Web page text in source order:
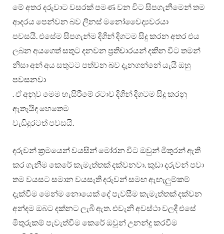
මේ අතර දරුවාට වසරක් පමණ වන විට සිපගැනීමෙන් තම
ආදරය පෙන්වන බව ලිනස් මනෝවෛද්‍යවරයා
පවසයි. එසේම සිපගැන්ම දිගින් දිගටම සිදු කරන අතර එය
ලබන අයගෙත් සතුට දනවන ප්‍රතිචාරයන් දකින විට තමන්
නිසා අන් අය සතුටට පත්වන බව දැනගන්නේ යැයි ඔහු
පවසනවා
. ඒ අනුව මෙම හැසිරීමේ රටාව දිගින් දිගටම සිදු කරනු
ඇතැයිද හෙතෙම
වැඩිදුරටත් පවසයි.
දරුවන් ක්‍රමයෙන් වයසින් මෝරන විට ඔවුන් මිතුරන් ඇති
කර ගැනීම කෙරේ කැමැත්තක් දක්වනවා. කුඩා දරුවන් පවා
තම වයසට සමාන වයසැති දරුවන් සමඟ ඇඟැලුම්කම්
දැක්වීම මෙන්ම නොයෙක් දේ පැවසීම කැමැත්තක් දක්වන
අන්දම ඔබට දක්නට ලැබී ඇත. එවැනි අවස්ථා වලදී එසේ
මිතුරුකම් පැවැත්වීම කෙරේ ඔවුන් උනන්දු කරවීම